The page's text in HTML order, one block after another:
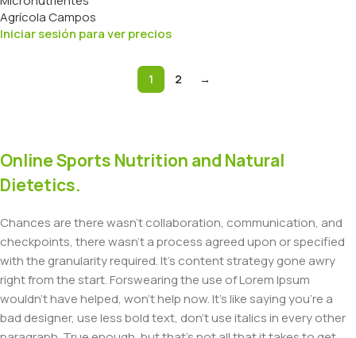
Agrícola Campos
Iniciar sesión para ver precios
1 2 →
Online Sports Nutrition and Natural
Dietetics.
Chances are there wasn't collaboration, communication, and
checkpoints, there wasn't a process agreed upon or specified
with the granularity required. It's content strategy gone awry
right from the start. Forswearing the use of Lorem Ipsum
wouldn't have helped, won't help now. It's like saying you're a
bad designer, use less bold text, don't use italics in every other